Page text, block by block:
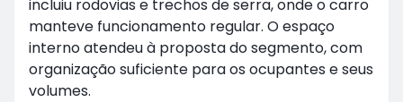
incluiu rodovias e trechos de serra, onde o carro
manteve funcionamento regular. O espaço
interno atendeu à proposta do segmento, com
organização suficiente para os ocupantes e seus
volumes.